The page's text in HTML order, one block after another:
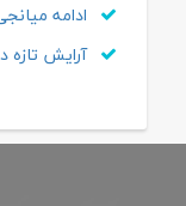
ادامه
آرایش تازه